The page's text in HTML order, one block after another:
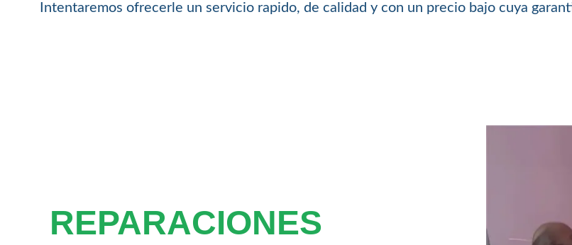
Intentaremos ofrecerle un servicio rapido, de calidad y con un precio bajo cuya
REPARACIONES